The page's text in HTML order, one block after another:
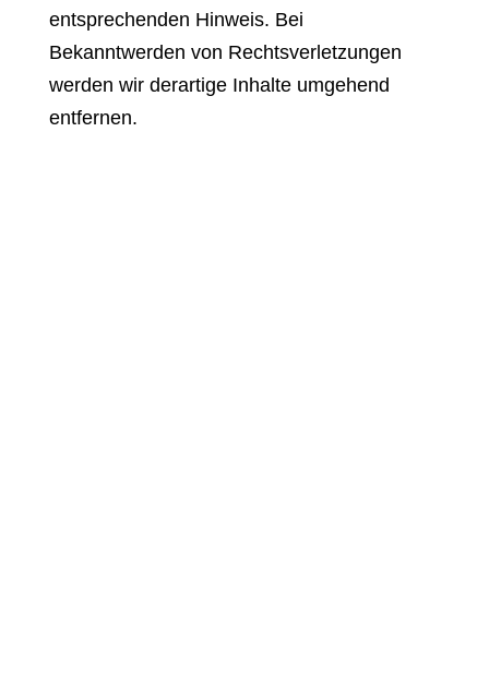
entsprechenden Hinweis. Bei
Bekanntwerden von Rechtsverletzungen
werden wir derartige Inhalte umgehend
entfernen.